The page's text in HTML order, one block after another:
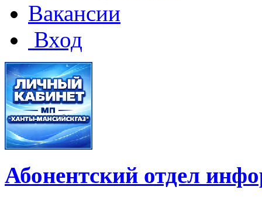
Вакансии
Вход
Абонентский отдел